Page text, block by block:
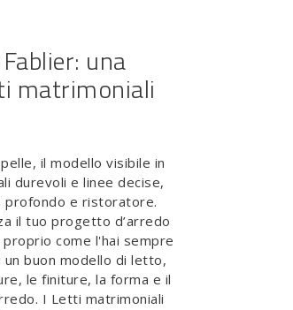
una
matrimoniali
il modello visibile in
durevoli e linee decise,
profondo e ristoratore.
il tuo progetto d’arredo
come l'hai sempre
buon modello di letto,
le finiture, la forma e il
I Letti matrimoniali